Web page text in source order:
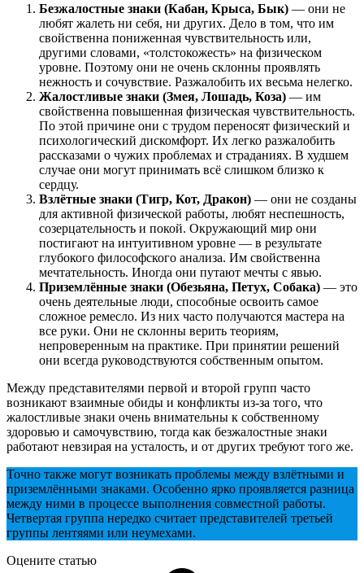
Безжалостные знаки (Кабан, Крыса, Бык) — они не
любят жалеть ни себя, ни других. Дело в том, что им
свойственна пониженная чувствительность или,
другими словами, «толстокожесть» на физическом
уровне. Поэтому они не очень склонны проявлять
нежность и сочувствие. Разжалобить их весьма нелегко.
Жалостливые знаки (Змея, Лошадь, Коза) — им
свойственна повышенная физическая чувствительность.
По этой причине они с трудом переносят физический и
психологический дискомфорт. Их легко разжалобить
рассказами о чужих проблемах и страданиях. В худшем
случае они могут принимать всё слишком близко к
сердцу.
Взлётные знаки (Тигр, Кот, Дракон) — они не созданы
для активной физической работы, любят неспешность,
созерцательность и покой. Окружающий мир они
постигают на интуитивном уровне — в результате
глубокого философского анализа. Им свойственна
мечтательность. Иногда они путают мечты с явью.
Приземлённые знаки (Обезьяна, Петух, Собака) — это
очень деятельные люди, способные освоить самое
сложное ремесло. Из них часто получаются мастера на
все руки. Они не склонны верить теориям,
непроверенным на практике. При принятии решений
они всегда руководствуются собственным опытом.
Между представителями первой и второй групп часто
возникают взаимные обиды и конфликты из-за того, что
жалостливые знаки очень внимательны к собственному
здоровью и самочувствию, тогда как безжалостные знаки
работают невзирая на усталость, и от других требуют того же.
Точно также могут возникать проблемы между взлётными и
приземлёнными знаками. Особенно ярко проявляется разница
между ними в процессе выполнения совместной работы.
Четвертая группа нередко считает представителей третьей
группы лентяями или неумехами.
Оцените статью